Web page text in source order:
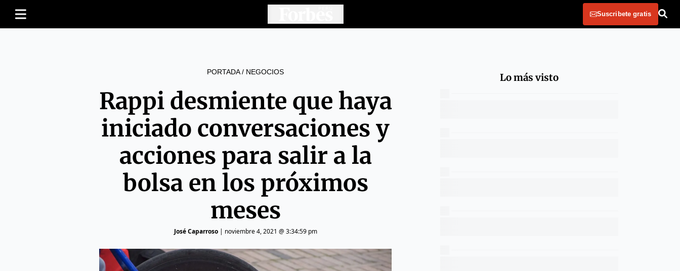
Suscribete gratis
PORTADA/ NEGOCIOS
Rappi desmiente que haya
iniciado conversaciones y
acciones para salir a la
bolsa en los próximos
meses
José Caparroso| noviembre 4, 2021 @ 3:34:59 pm
Lo más visto